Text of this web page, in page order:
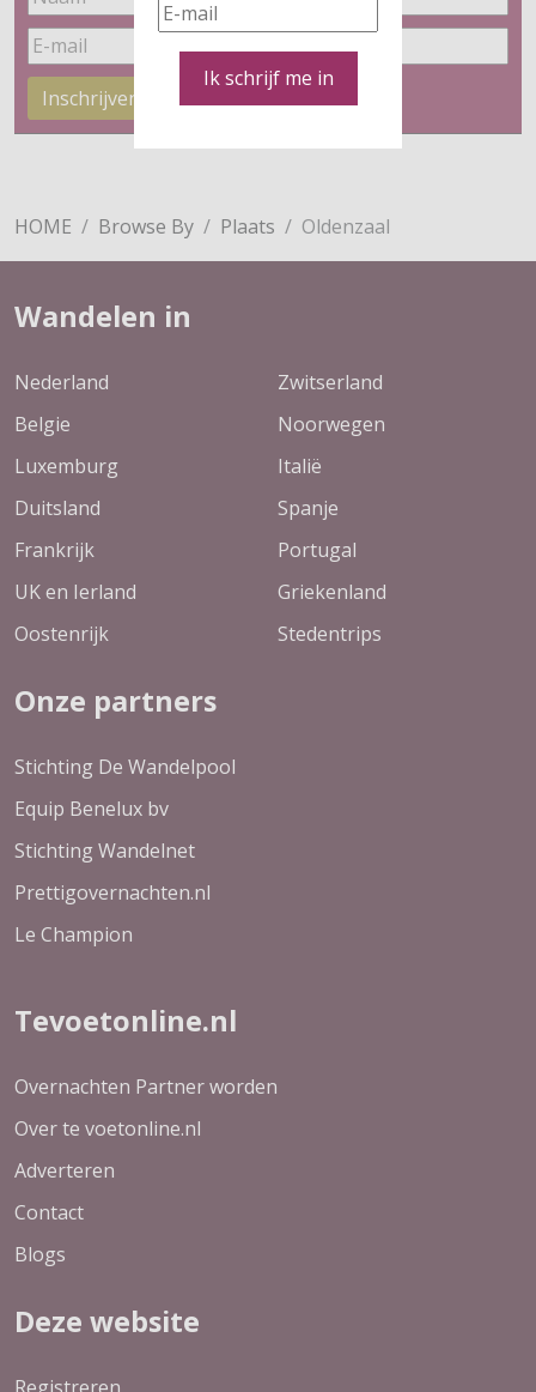
Ik schrijf me in
Inschrijven
HOME Browse By Plaats Oldenzaal
Wandelen in
Nederland
Belgie
Luxemburg
Duitsland
Frankrijk
UK en Ierland
Oostenrijk
Zwitserland
Noorwegen
Italië
Spanje
Portugal
Griekenland
Stedentrips
Onze partners
Stichting De Wandelpool
Equip Benelux bv
Stichting Wandelnet
Prettigovernachten.nl
Le Champion
Tevoetonline.nl
Overnachten Partner worden
Over te voetonline.nl
Adverteren
Contact
Blogs
Deze website